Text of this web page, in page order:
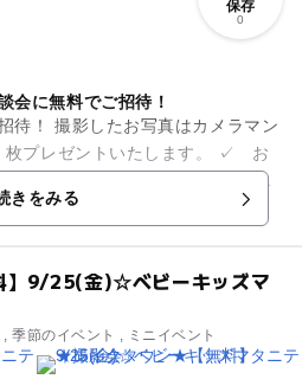
保存
0
会に無料でご招待！
待！ 撮影したお写真はカメラマン
枚プレゼントいたします。 ✓ お
迎！貸し切りでたっぷり撮影いた
きをみる
9/25(金)☆ベビーキッズマ
季節のイベント , ミニイベント